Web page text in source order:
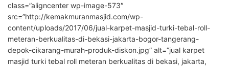
class=”aligncenter wp-image-573″
src=”http://kemakmuranmasjid.com/wp-
content/uploads/2017/06/jual-karpet-masjid-turki-tebal-roll-
meteran-berkualitas-di-bekasi-jakarta-bogor-tangerang-
depok-cikarang-murah-produk-diskon.jpg” alt=”jual karpet
masjid turki tebal roll meteran berkualitas di bekasi, jakarta,